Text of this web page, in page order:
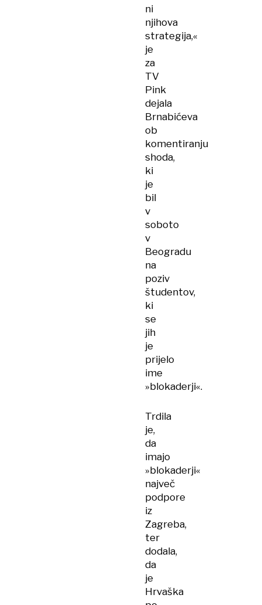
ni
njihova
strategija,«
je
za
TV
Pink
dejala
Brnabićeva
ob
komentiranju
shoda,
ki
je
bil
v
soboto
v
Beogradu
na
poziv
študentov,
ki
se
jih
je
prijelo
ime
»blokaderji«.
Trdila
je,
da
imajo
»blokaderji«
največ
podpore
iz
Zagreba,
ter
dodala,
da
je
Hrvaška